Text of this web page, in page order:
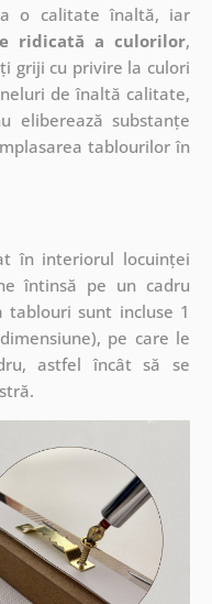
o calitate înaltă, iar
ridicată a culorilor,
griji cu privire la culori
de înaltă calitate,
substanțe
tablourilor în
în interiorul locuinței
întinsă pe un cadru
tablouri sunt incluse 1
pe care le
astfel încât să se